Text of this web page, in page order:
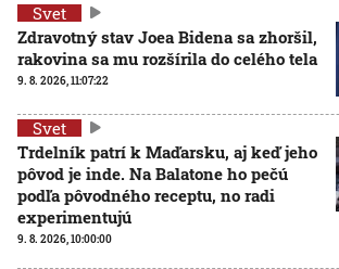
Svet
Zdravotný stav Joea Bidena sa zhoršil,
rakovina sa mu rozšírila do celého tela
9. 8. 2026, 11:07:22
Svet
Trdelník patrí k Maďarsku, aj keď jeho
pôvod je inde. Na Balatone ho pečú
podľa pôvodného receptu, no radi
experimentujú
9. 8. 2026, 10:00:00